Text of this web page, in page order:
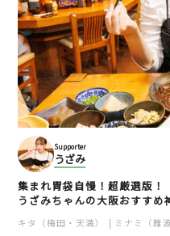
Supporter
うざみ
集まれ胃袋自慢！超厳選版！
うざみちゃんの大阪おすすめ
キタ（梅田・天満） ミナミ（難